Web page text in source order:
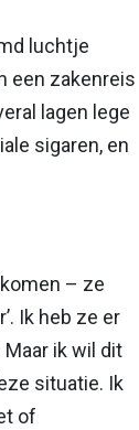
luchtje
een zakenreis
lagen lege
sigaren, en
– ze
Ik heb ze er
ik wil dit
situatie. Ik
of